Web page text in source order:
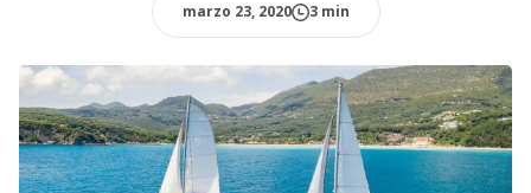
marzo 23, 2020 3 min